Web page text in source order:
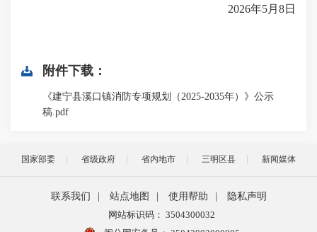
2026年5月8日
附件下载：
《建宁县溪口镇消防专项规划（2025-2035年）》公示
稿.pdf
国家部委 省级政府 省内地市 三明区县 新闻媒体
联系我们 站点地图 使用帮助
隐私声明
网站标识码： 3504300032